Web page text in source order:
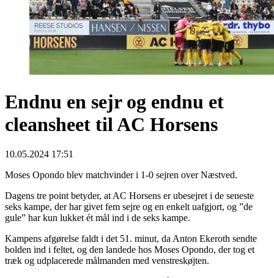
Endnu en sejr og endnu et
cleansheet til AC Horsens
10.05.2024 17:51
Moses Opondo blev matchvinder i 1-0 sejren over Næstved.
Dagens tre point betyder, at AC Horsens er ubesejret i de seneste
seks kampe, der har givet fem sejre og en enkelt uafgjort, og ”de
gule” har kun lukket ét mål ind i de seks kampe.
Kampens afgørelse faldt i det 51. minut, da Anton Ekeroth sendte
bolden ind i feltet, og den landede hos Moses Opondo, der tog et
træk og udplacerede målmanden med venstreskøjten.